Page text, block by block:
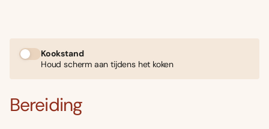
Kookstand
Houd scherm aan tijdens het koken
Bereiding